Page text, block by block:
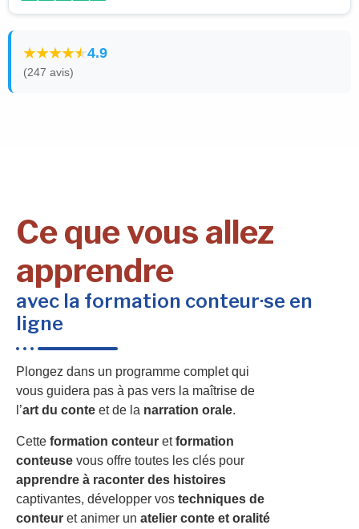
4.9
(247 avis)
Ce que vous allez
apprendre
avec la formation conteur·se en
ligne
Plongez dans un programme complet qui
vous guidera pas à pas vers la maîtrise de
l’art du conte et de la narration orale.
Cette formation conteur etformation
conteuse vous offre toutes les clés pour
apprendre à raconter des histoires
captivantes, développer vos techniques de
conteur et animer un atelier conte et oralité